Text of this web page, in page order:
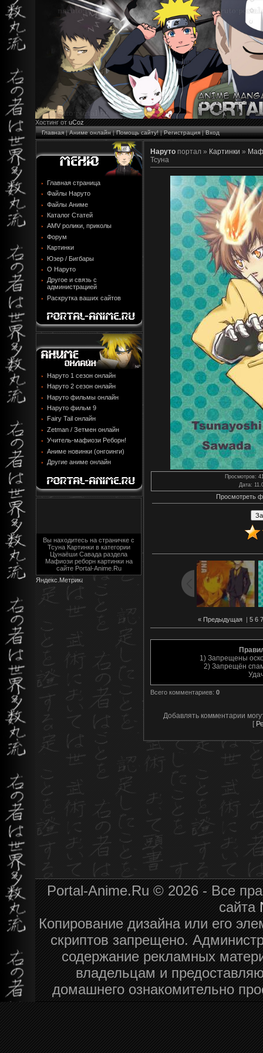
Хостинг от uCoz
Главная|Аниме онлайн|Помощь сайту!|Регистрация|Вход
Главная страница
Файлы Наруто
Файлы Аниме
Каталог Статей
AMV ролики, приколы
Форум
Картинки
Юзер / Бигбары
О Наруто
Другое и связь с
администрацией
Раскрутка ваших сайтов
Наруто 1 сезон онлайн
Наруто 2 сезон онлайн
Наруто фильмы онлайн
Наруто фильм 9
Fairy Tail онлайн
Zetman / Зетмен онлайн
Учитель-мафиози Реборн!
Аниме новинки (онгоинги)
Другие аниме онлайн
Вы находитесь на страничке с
Тсуна Картинки в категории
Цунаёши Савада раздела
Мафиози реборн картинки на
сайте Portal-Anime.Ru
Наруто портал » Картинки »
Тсуна
Просмотров:
Дата:
Просмотреть
« Предыдущая| 5 6 7
1) Запрещены
2) Запрещён
Всего комментариев: 0
Добавлять комментарии
[
Portal-Anime.Ru © 2026 - Все
сайта
Копирование дизайна или его
скриптов запрещено.
содержание рекламных
владельцам и
домашнего ознакомительно